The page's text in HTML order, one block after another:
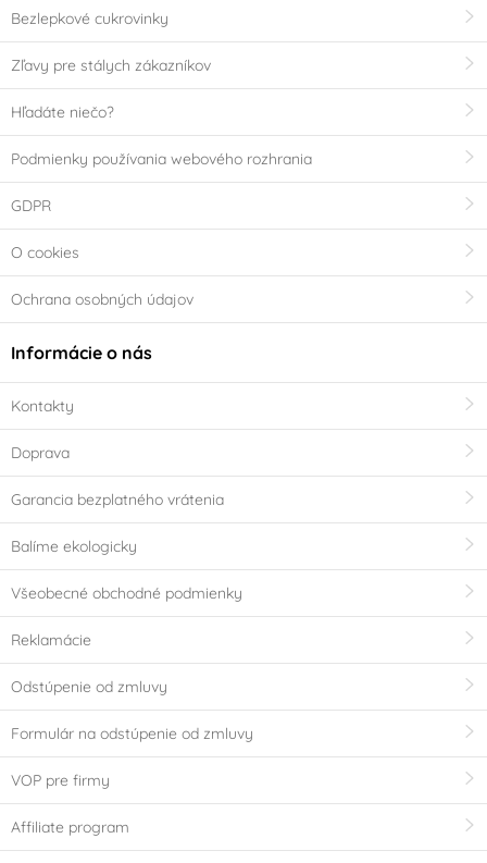
Bezlepkové cukrovinky
Zľavy pre stálych zákazníkov
Hľadáte niečo?
Podmienky používania webového rozhrania
GDPR
O cookies
Ochrana osobných údajov
Informácie o nás
Kontakty
Doprava
Garancia bezplatného vrátenia
Balíme ekologicky
Všeobecné obchodné podmienky
Reklamácie
Odstúpenie od zmluvy
Formulár na odstúpenie od zmluvy
VOP pre firmy
Affiliate program